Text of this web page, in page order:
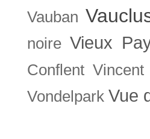
Vauban
noire Vieux
Conflent
Vondelpark Vue